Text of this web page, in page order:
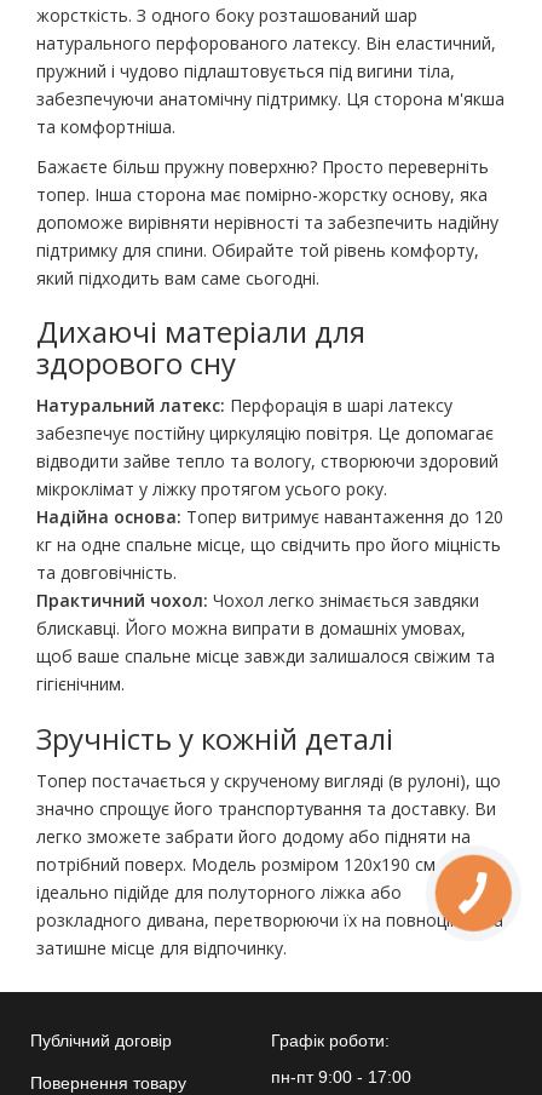
жорсткість. З одного боку розташований шар
натурального перфорованого латексу. Він еластичний,
пружний і чудово підлаштовується під вигини тіла,
забезпечуючи анатомічну підтримку. Ця сторона м'якша
та комфортніша.
Бажаєте більш пружну поверхню? Просто переверніть
топер. Інша сторона має помірно-жорстку основу, яка
допоможе вирівняти нерівності та забезпечить надійну
підтримку для спини. Обирайте той рівень комфорту,
який підходить вам саме сьогодні.
Дихаючі матеріали для
здорового сну
Натуральний латекс: Перфорація в шарі латексу
забезпечує постійну циркуляцію повітря. Це допомагає
відводити зайве тепло та вологу, створюючи здоровий
мікроклімат у ліжку протягом усього року.
Надійна основа: Топер витримує навантаження до 120
кг на одне спальне місце, що свідчить про його міцність
та довговічність.
Практичний чохол: Чохол легко знімається завдяки
блискавці. Його можна випрати в домашніх умовах,
щоб ваше спальне місце завжди залишалося свіжим та
гігієнічним.
Зручність у кожній деталі
Топер постачається у скрученому вигляді (в рулоні), що
значно спрощує його транспортування та доставку. Ви
легко зможете забрати його додому або підняти на
потрібний поверх. Модель розміром 120х190 см
ідеально підійде для полуторного ліжка або
розкладного дивана, перетворюючи їх на повноцінне та
затишне місце для відпочинку.
Публічний договір
Повернення товару
Графік роботи:
пн-пт 9:00 - 17:00